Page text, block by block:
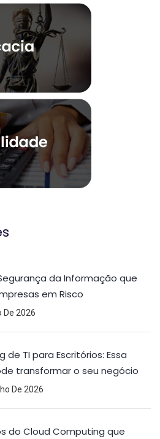
da Informação que
em Risco
De 2026
de TI para Escritórios: Essa
transformar o seu negócio
De 2026
do Cloud Computing que